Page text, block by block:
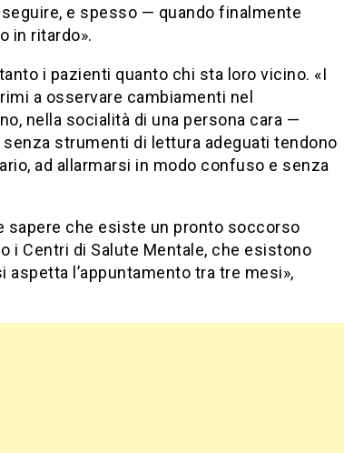
e spesso — quando finalmente
in ritardo».
i pazienti quanto chi sta loro vicino. «I
a osservare cambiamenti nel
nella socialità di una persona cara —
strumenti di lettura adeguati tendono
ad allarmarsi in modo confuso e senza
sapere che esiste un pronto soccorso
i Centri di Salute Mentale, che esistono
aspetta l’appuntamento tra tre mesi»,